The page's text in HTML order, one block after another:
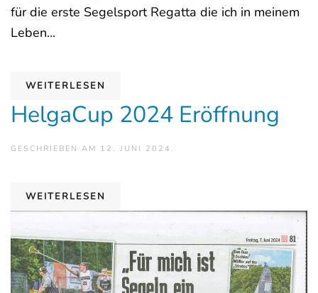
für die erste Segelsport Regatta die ich in meinem
Leben...
WEITERLESEN
HelgaCup 2024 Eröffnung
GESCHRIEBEN AM 12. JUNI 2024 .
WEITERLESEN